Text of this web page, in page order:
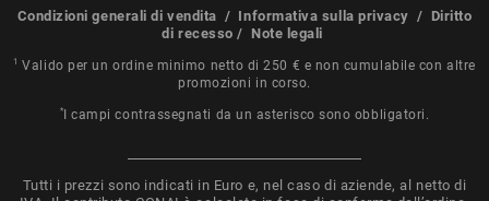
Condizioni generali di vendita / Informativa sulla privacy / Diritto
di recesso / Note legali
1Valido per un ordine minimo netto di 250 € e non cumulabile con altre
promozioni in corso.
* I campi contrassegnati da un asterisco sono obbligatori.
Tutti i prezzi sono indicati in Euro e, nel caso di aziende, al netto di